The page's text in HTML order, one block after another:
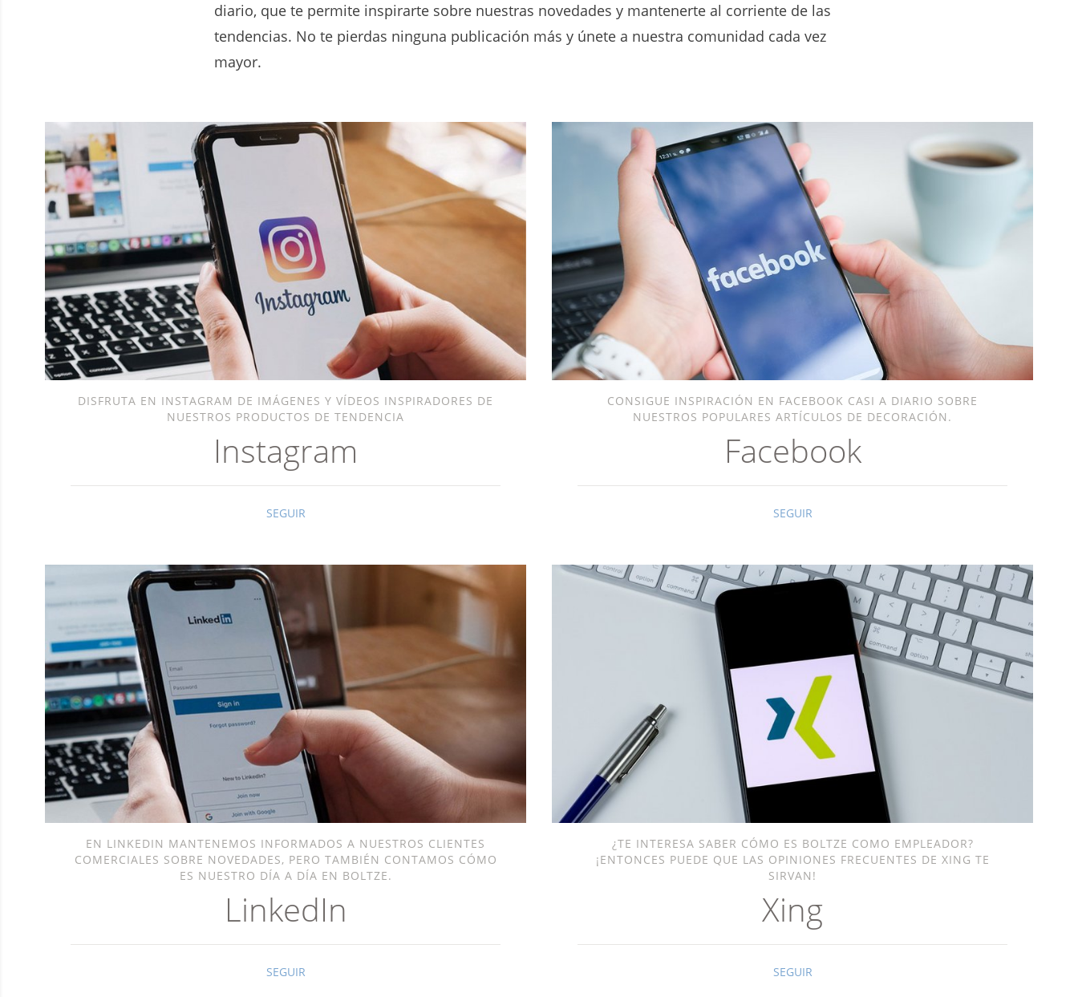
diario, que te permite inspirarte sobre nuestras novedades y mantenerte al corriente de las
tendencias. No te pierdas ninguna publicación más y únete a nuestra comunidad cada vez
mayor.
DISFRUTA EN INSTAGRAM DE IMÁGENES Y VÍDEOS INSPIRADORES DE
NUESTROS PRODUCTOS DE TENDENCIA
Instagram
SEGUIR
CONSIGUE INSPIRACIÓN EN FACEBOOK CASI A DIARIO SOBRE
NUESTROS POPULARES ARTÍCULOS DE DECORACIÓN.
Facebook
SEGUIR
EN LINKEDIN MANTENEMOS INFORMADOS A NUESTROS CLIENTES
COMERCIALES SOBRE NOVEDADES, PERO TAMBIÉN CONTAMOS CÓMO
ES NUESTRO DÍA A DÍA EN BOLTZE.
LinkedIn
SEGUIR
¿TE INTERESA SABER CÓMO ES BOLTZE COMO EMPLEADOR?
¡ENTONCES PUEDE QUE LAS OPINIONES FRECUENTES DE XING TE
SIRVAN!
Xing
SEGUIR